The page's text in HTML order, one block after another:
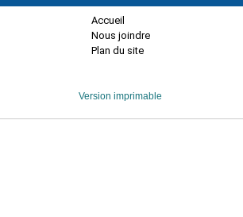
Accueil
Nous joindre
Plan du site
Version imprimable